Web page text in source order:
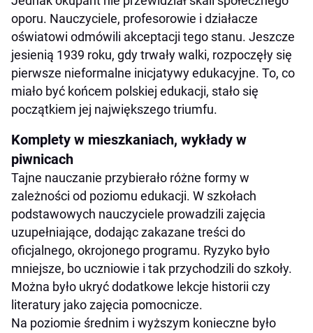
oporu. Nauczyciele, profesorowie i działacze
oświatowi odmówili akceptacji tego stanu. Jeszcze
jesienią 1939 roku, gdy trwały walki, rozpoczęły się
pierwsze nieformalne inicjatywy edukacyjne. To, co
miało być końcem polskiej edukacji, stało się
początkiem jej największego triumfu.
Komplety w mieszkaniach, wykłady w
piwnicach
Tajne nauczanie przybierało różne formy w
zależności od poziomu edukacji. W szkołach
podstawowych nauczyciele prowadzili zajęcia
uzupełniające, dodając zakazane treści do
oficjalnego, okrojonego programu. Ryzyko było
mniejsze, bo uczniowie i tak przychodzili do szkoły.
Można było ukryć dodatkowe lekcje historii czy
literatury jako zajęcia pomocnicze.
Na poziomie średnim i wyższym konieczne było